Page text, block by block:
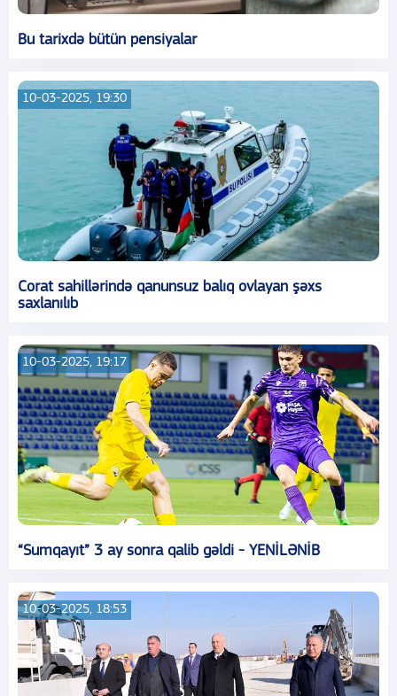
Bu tarixdə bütün pensiyalar
10-03-2025, 19:30
Corat sahillərində qanunsuz balıq ovlayan şəxs
saxlanılıb
10-03-2025, 19:17
“Sumqayıt” 3 ay sonra qalib gəldi - YENİLƏNİB
10-03-2025, 18:53